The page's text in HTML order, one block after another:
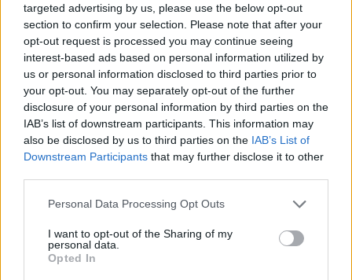
targeted advertising by us, please use the below opt-out
section to confirm your selection. Please note that after your
opt-out request is processed you may continue seeing
interest-based ads based on personal information utilized by
us or personal information disclosed to third parties prior to
your opt-out. You may separately opt-out of the further
disclosure of your personal information by third parties on the
IAB’s list of downstream participants. This information may
also be disclosed by us to third parties on the IAB’s List of
Downstream Participants that may further disclose it to other
Personal Data Processing Opt Outs
I want to opt-out of the Sharing of my
personal data.
Opted In
215 / 215 Capítulo 2 / 42B Capítulo
175 / 175 Capítulo 2 / 42A Capítulo
420 / 420 Capítulo 2 / 42B Capítulo
135 / 135 Capítulo 2 / 42C Capítulo
105 / 105 Capítulo 2 / 42A Capítulo
275 / 275 Capítulo 2 / 42B Capítulo
315 / 315